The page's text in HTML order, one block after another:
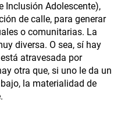
Inclusión Adolescente),
de calle, para generar
o comunitarias. La
diversa. O sea, sí hay
atravesada por
otra que, si uno le da un
la materialidad de